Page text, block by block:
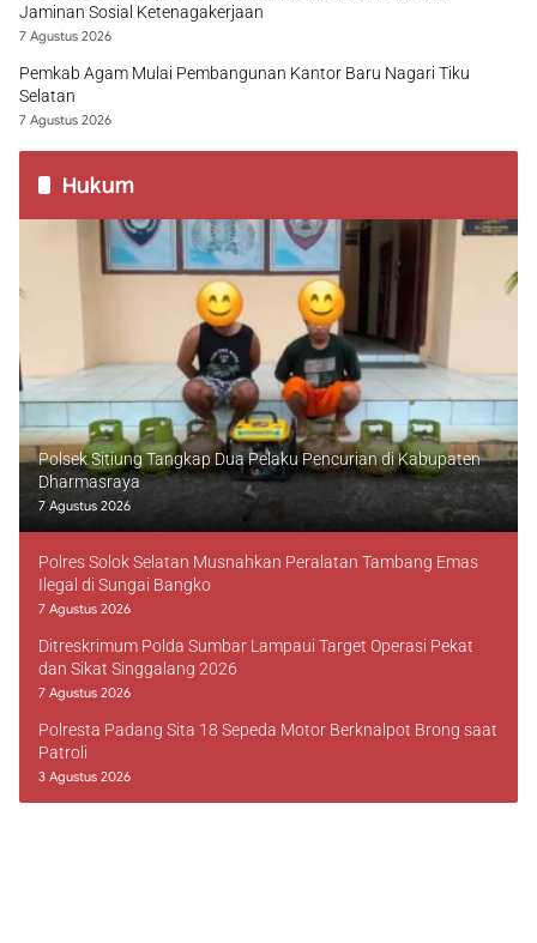
Jaminan Sosial Ketenagakerjaan
7 Agustus 2026
Pemkab Agam Mulai Pembangunan Kantor Baru Nagari Tiku
Selatan
7 Agustus 2026
Hukum
Polsek Sitiung Tangkap Dua Pelaku Pencurian di Kabupaten
Dharmasraya
7 Agustus 2026
Polres Solok Selatan Musnahkan Peralatan Tambang Emas
Ilegal di Sungai Bangko
7 Agustus 2026
Ditreskrimum Polda Sumbar Lampaui Target Operasi Pekat
dan Sikat Singgalang 2026
7 Agustus 2026
Polresta Padang Sita 18 Sepeda Motor Berknalpot Brong saat
Patroli
3 Agustus 2026